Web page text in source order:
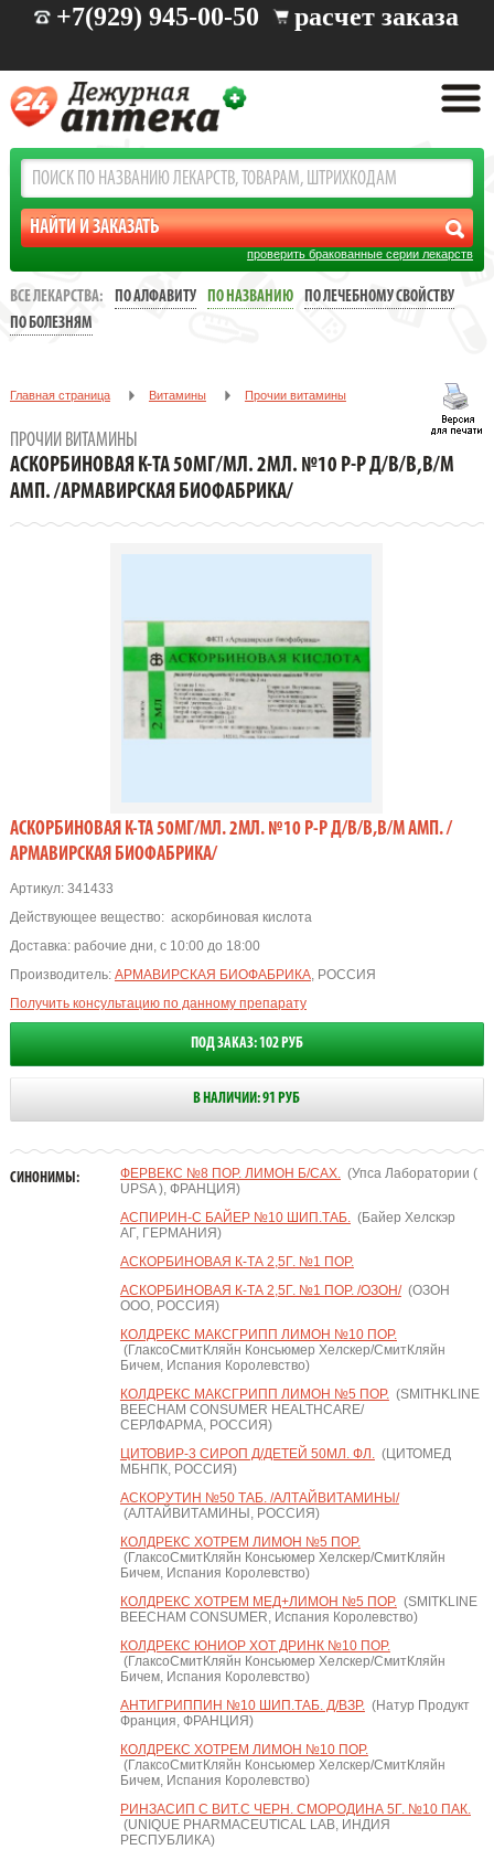
+7(929) 945-00-50 расчет заказа
проверить бракованные серии лекарств
ВСЕ ЛЕКАРСТВА: ПО АЛФАВИТУ ПО НАЗВАНИЮ
ПО ЛЕЧЕБНОМУ СВОЙСТВУ
ПО БОЛЕЗНЯМ
Главная страница Витамины Прочии витамины
АРМАВИРСКАЯ БИОФАБРИКА/
ПРОЧИИ ВИТАМИНЫ
АСКОРБИНОВАЯ К-ТА 50МГ/МЛ. 2МЛ. №10 Р-Р Д/В/В,В/М
АМП. /АРМАВИРСКАЯ БИОФАБРИКА/
АСКОРБИНОВАЯ К-ТА 50МГ/МЛ. 2МЛ. №10 Р-Р Д/В/В,В/М АМП. /
АРМАВИРСКАЯ БИОФАБРИКА/
Артикул:341433
Действующее вещество: аскорбиновая кислота
Доставка: рабочие дни, с 10:00 до 18:00
Производитель: АРМАВИРСКАЯ БИОФАБРИКА, РОССИЯ
Получить консультацию по данному препарату
ПОД ЗАКАЗ: 102 РУБ
В НАЛИЧИИ: 91 РУБ
СИНОНИМЫ: ФЕРВЕКС №8 ПОР. ЛИМОН Б/САХ.(Упса Лаборатории (
UPSA ), ФРАНЦИЯ)
АСПИРИН-С БАЙЕР №10 ШИП.ТАБ.(Байер Хелскэр
АГ, ГЕРМАНИЯ)
АСКОРБИНОВАЯ К-ТА 2,5Г. №1 ПОР.
АСКОРБИНОВАЯ К-ТА 2,5Г. №1 ПОР. /ОЗОН/(ОЗОН
ООО, РОССИЯ)
КОЛДРЕКС МАКСГРИПП ЛИМОН №10 ПОР.
(ГлаксоСмитКляйн Консьюмер Хелскер/СмитКляйн
Бичем, Испания Королевство)
КОЛДРЕКС МАКСГРИПП ЛИМОН №5 ПОР.(SMITHKLINE
BEECHAM CONSUMER HEALTHCARE/
СЕРЛФАРМА, РОССИЯ)
ЦИТОВИР-3 СИРОП Д/ДЕТЕЙ 50МЛ. ФЛ.(ЦИТОМЕД
МБНПК, РОССИЯ)
АСКОРУТИН №50 ТАБ. /АЛТАЙВИТАМИНЫ/
(АЛТАЙВИТАМИНЫ, РОССИЯ)
КОЛДРЕКС ХОТРЕМ ЛИМОН №5 ПОР.
(ГлаксоСмитКляйн Консьюмер Хелскер/СмитКляйн
Бичем, Испания Королевство)
КОЛДРЕКС ХОТРЕМ МЕД+ЛИМОН №5 ПОР.(SMITKLINE
BEECHAM CONSUMER, Испания Королевство)
КОЛДРЕКС ЮНИОР ХОТ ДРИНК №10 ПОР.
(ГлаксоСмитКляйн Консьюмер Хелскер/СмитКляйн
Бичем, Испания Королевство)
АНТИГРИППИН №10 ШИП.ТАБ. Д/ВЗР.(Натур Продукт
Франция, ФРАНЦИЯ)
КОЛДРЕКС ХОТРЕМ ЛИМОН №10 ПОР.
(ГлаксоСмитКляйн Консьюмер Хелскер/СмитКляйн
Бичем, Испания Королевство)
РИНЗАСИП С ВИТ.С ЧЕРН. СМОРОДИНА 5Г. №10 ПАК.
(UNIQUE PHARMACEUTICAL LAB, ИНДИЯ
РЕСПУБЛИКА)